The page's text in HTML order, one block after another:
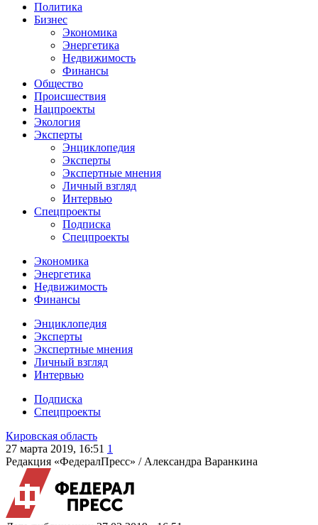
Политика
Бизнес
Экономика
Энергетика
Недвижимость
Финансы
Общество
Происшествия
Нацпроекты
Экология
Эксперты
Энциклопедия
Эксперты
Экспертные мнения
Личный взгляд
Интервью
Спецпроекты
Подписка
Спецпроекты
Экономика
Энергетика
Недвижимость
Финансы
Энциклопедия
Эксперты
Экспертные мнения
Личный взгляд
Интервью
Подписка
Спецпроекты
Кировская область
27 марта 2019, 16:51 1
Редакция «ФедералПресс» / Александра Варанкина